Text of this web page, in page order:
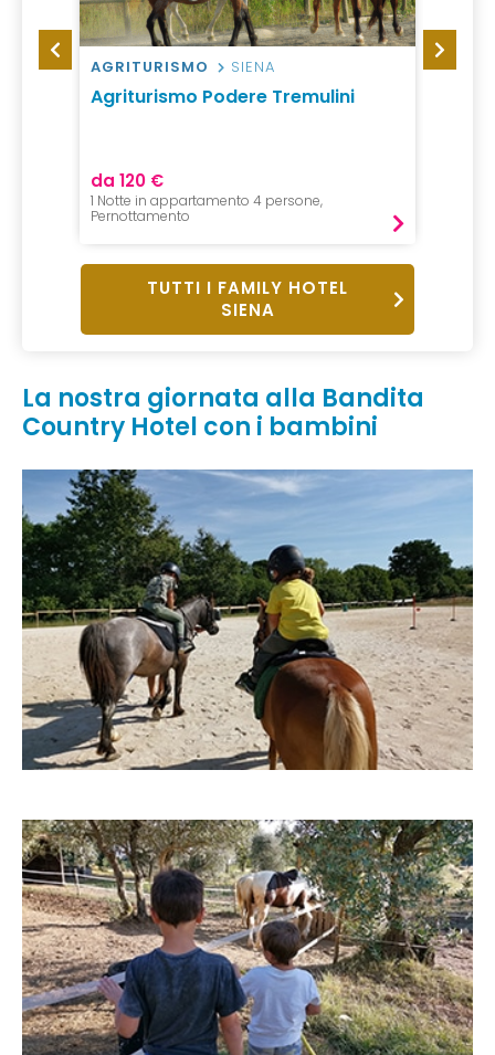
AGRITURISMO SIENA
Agriturismo Podere Tremulini
da 120 €
1 Notte in appartamento 4 persone,
Pernottamento
TUTTI I FAMILY HOTEL
SIENA
La nostra giornata alla Bandita
Country Hotel con i bambini